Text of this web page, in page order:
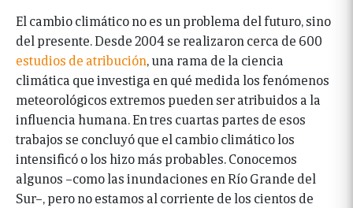
El cambio climático no es un problema del futuro, sino
del presente. Desde 2004 se realizaron cerca de 600
estudios de atribución , una rama de la ciencia
climática que investiga en qué medida los fenómenos
meteorológicos extremos pueden ser atribuidos a la
influencia humana. En tres cuartas partes de esos
trabajos se concluyó que el cambio climático los
intensificó o los hizo más probables. Conocemos
algunos –como las inundaciones en Río Grande del
Sur–, pero no estamos al corriente de los cientos de